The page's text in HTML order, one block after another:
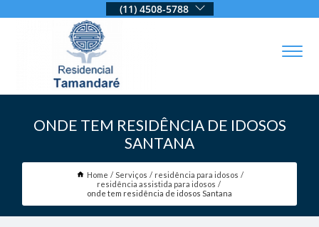
(11) 4508-5788
ONDE TEM RESIDÊNCIA DE IDOSOS
SANTANA
Home Serviços
residência para idosos
residência assistida para idosos
onde tem residência de idosos Santana